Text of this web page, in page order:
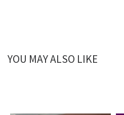
YOU MAY ALSO LIKE